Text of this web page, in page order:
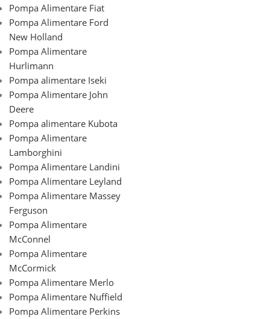
Pompa Alimentare Fiat
Pompa Alimentare Ford
New Holland
Pompa Alimentare
Hurlimann
Pompa alimentare Iseki
Pompa Alimentare John
Deere
Pompa alimentare Kubota
Pompa Alimentare
Lamborghini
Pompa Alimentare Landini
Pompa Alimentare Leyland
Pompa Alimentare Massey
Ferguson
Pompa Alimentare
McConnel
Pompa Alimentare
McCormick
Pompa Alimentare Merlo
Pompa Alimentare Nuffield
Pompa Alimentare Perkins